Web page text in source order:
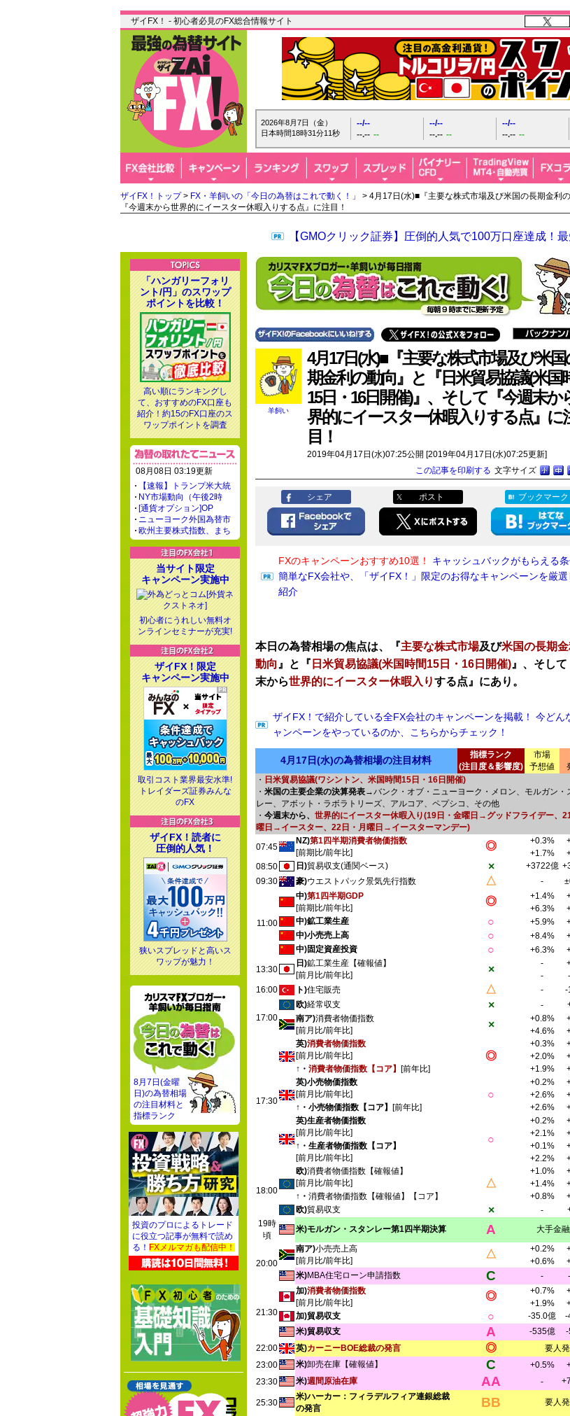
ザイFX！ - 初心者必見のFX総合情報サイト
2026年8月7日（金）
日本時間18時31分12秒
--/--
--.-- --
--/--
--.-- --
--/--
--.-- --
ザイFX！トップ> FX・羊飼いの「今日の為替はこれで動く！」
> 4月17日(水)■『主要な株式市場及び米国の長期金利
『今週末から世界的にイースター休暇入りする点』に注目！
【GMOクリック証券】圧倒的人気で100万口座達成！
羊飼い
4月17日(水)■『主要な株式市場及び米
期金利の動向』と『日米貿易協議(米国
15日・16日開催)』、そして『今週末か
界的にイースター休暇入りする点』に
目！
2019年04月17日(水)07:25公開 [2019年04月17日(水)07:25更新]
文字サイズ
この記事を印刷する
シェア ポスト ブックマーク
FXのキャンペーンおすすめ10選！
キャッシュバックがもらえる
簡単なFX会社や、「ザイFX！」限定のお得なキャンペーンを厳選
紹介
本日の為替相場の焦点は、『主要な株式市場及び米国の長期
動向 』と『 日米貿易協議(米国時間15日・16日開催) 』、そし
末から世界的にイースター休暇入りする点』にあり。
ザイFX！で紹介している全FX会社のキャンペーンを掲載！ 今どん
ャンペーンをやっているのか、こちらからチェック！
4月17日(水)の為替相場の注目材料
指標ランク
(注目度＆影響度)
市場
予想値
・ 日米貿易協議(ワシントン、米国時間15日・16日開催)
・ 米国の主要企業の決算発表→バンク・オブ・ニューヨーク・メロン、モルガン・
レー、アボット・ラボラトリーズ、アルコア、ペプシコ、その他
・ 今週末から、 世界的にイースター休暇入り(19日・金曜日→グッドフライデー、
曜日→イースター、22日・月曜日→イースターマンデー)
07:45
NZ)第1四半期消費者物価指数
[前期比/前年比]
◎ +0.3%
+1.7%
08:50
日)貿易収支(通関ベース) × +3722億
09:30
豪)ウエストパック景気先行指数 △ -
11:00
中)第1四半期GDP
[前期比/前年比]
◎ +1.4%
+6.3%
中)鉱工業生産
○ +5.9%
中)小売売上高
○ +8.4%
中)固定資産投資
○ +6.3%
13:30
日)鉱工業生産【確報値】
[前月比/前年比]
× -
-
16:00
ト)住宅販売 △ - -
17:00
欧)経常収支 × -
南ア)消費者物価指数
[前月比/前年比]
× +0.8%
+4.6%
17:30
英)消費者物価指数
[前月比/前年比]
◎
+0.3%
+2.0%
↑・ 消費者物価指数【コア】 [前年比] +1.9%
英)小売物価指数
[前月比/前年比]
○
+0.2%
+2.6%
↑・小売物価指数【コア】 [前年比] +2.6%
英)生産者物価指数
[前月比/前年比]
○
+0.2%
+2.1%
↑・生産者物価指数【コア】
[前月比/前年比]
+0.1%
+2.2%
18:00
欧)消費者物価指数【確報値】
[前月比/前年比]
△
+1.0%
+1.4%
↑・ 消費者物価指数【確報値】【コア】 +0.8%
欧)貿易収支 × -
19時
頃
米)モルガン・スタンレー第1四半期決算 A 大手金
20:00
南ア)小売売上高
[前月比/前年比]
△ +0.2%
+0.6%
米)MBA住宅ローン申請指数 C -
21:30
加)消費者物価指数
[前月比/前年比]
◎ +0.7%
+1.9%
加)貿易収支
○ -35.0億
-
米)貿易収支
A -535億
22:00
英)カーニーBOE総裁の発言 ◎
要人
23:00
米)卸売在庫【確報値】 C +0.5%
23:30
米)週間原油在庫 AA -
25:30
米)ハーカー：フィラデルフィア連銀総裁
の発言
BB 要人
「ハンガリーフォリ
ント/円」のスワップ
ポイントを比較！
高い順にランキングし
て、おすすめのFX口座も
紹介！約15のFX口座のス
ワップポイントを調査
08月08日 03:19更新
【速報】トランプ米大統
NY市場動向（午後2時
[通貨オプション]OP
ニューヨーク外国為替市
欧州主要株式指数、まち
当サイト限定
キャンペーン実施中
初心者にうれしい無料オ
ンラインセミナーが充実!
ザイFX！限定
キャンペーン実施中
取引コスト業界最安水準!
トレイダーズ証券みんな
のFX
ザイFX！読者に
圧倒的人気！
狭いスプレッドと高いス
ワップが魅力！
8月7日(金曜
日)の為替相場
の注目材料と
指標ランク
投資のプロによるトレード
に役立つ記事が無料で読め
る！ FXメルマガも配信中！